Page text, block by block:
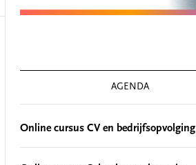
AGENDA
Online cursus CV en bedrijfsopvolging